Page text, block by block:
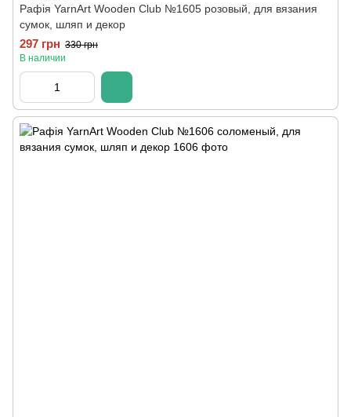
Рафія YarnArt Wooden Club №1605 розовый, для вязания
сумок, шляп и декор
297 грн 330 грн
В наличии